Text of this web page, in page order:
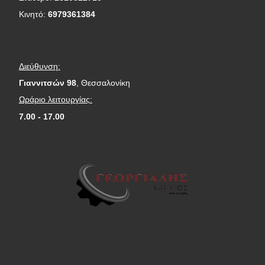
Κινητό: 6979361384
Διεύθυνση:
Γιαννιτσών 98, Θεσσαλονίκη
Ωράριο λειτουργίας:
7.00 - 17.00